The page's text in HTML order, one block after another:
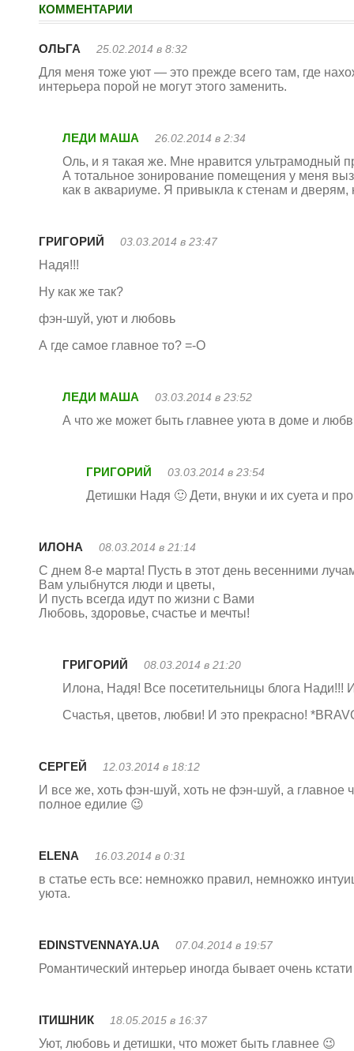
КОММЕНТАРИИ
ОЛЬГА 25.02.2014 в 8:32
Для меня тоже уют — это прежде всего там, где
интерьера порой не могут этого заменить.
ЛЕДИ МАША 26.02.2014 в 2:34
Оль, и я такая же. Мне нравится ультрамодный
А тотальное зонирование помещения у меня
как в аквариуме. Я привыкла к стенам и дверям,
ГРИГОРИЙ 03.03.2014 в 23:47
Надя!!!
Ну как же так?
фэн-шуй, уют и любовь
А где самое главное то? =-O
ЛЕДИ МАША 03.03.2014 в 23:52
А что же может быть главнее уюта в доме и
ГРИГОРИЙ 03.03.2014 в 23:54
Детишки Надя 🙂 Дети, внуки и их суета и
ИЛОНА 08.03.2014 в 21:14
С днем 8-е марта! Пусть в этот день весенними
Вам улыбнутся люди и цветы,
И пусть всегда идут по жизни с Вами
Любовь, здоровье, счастье и мечты!
ГРИГОРИЙ 08.03.2014 в 21:20
Илона, Надя! Все посетительницы блога
Счастья, цветов, любви! И это прекрасно!
СЕРГЕЙ 12.03.2014 в 18:12
И все же, хоть фэн-шуй, хоть не фэн-шуй, а
полное едилие 😉
ELENA 16.03.2014 в 0:31
в статье есть все: немножко правил, немножко
уюта.
EDINSTVENNAYA.UA 07.04.2014 в 19:57
Романтический интерьер иногда бывает очень
ITИШНИК 18.05.2015 в 16:37
Уют, любовь и детишки, что может быть главнее 😉